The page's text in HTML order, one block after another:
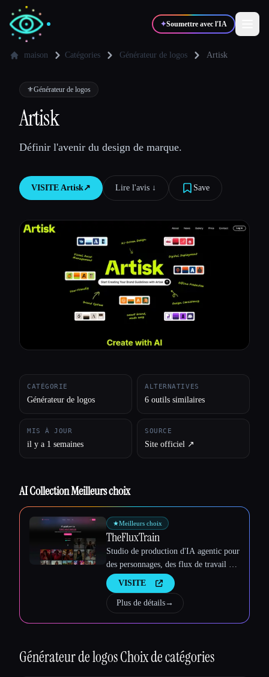
✦Soumettre avec l'IA
✍️Auteurs
💻
Blog
Comparer les outils
Toutes les catégories
maison Catégories Générateur de logos Artisk
⚜️Générateur de logos
Artisk
Définir l'avenir du design de marque.
VISITE Artisk↗︎ Lire l'avis ↓︎ Save
CATÉGORIE
Générateur de logos
ALTERNATIVES
6 outils similaires
MIS À JOUR
il y a 1 semaines
SOURCE
Site officiel ↗︎
AI Collection Meilleurs choix
★Meilleurs choix
TheFluxTrain
Studio de production d'IA agentic pour
des personnages, des flux de travail et
des vidéos cohérents
VISITE
Plus de détails→
Générateur de logosChoix de catégories